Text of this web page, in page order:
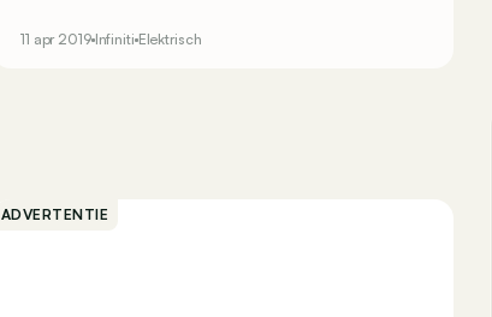
11 apr 2019 Infiniti Elektrisch
ADVERTENTIE